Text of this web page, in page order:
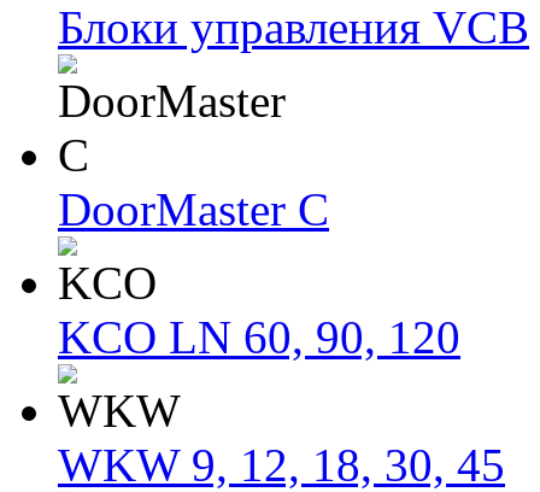
Блоки упрaвлeния VCB
DoorMaster C
KCO LN 60, 90, 120
WKW 9, 12, 18, 30, 45